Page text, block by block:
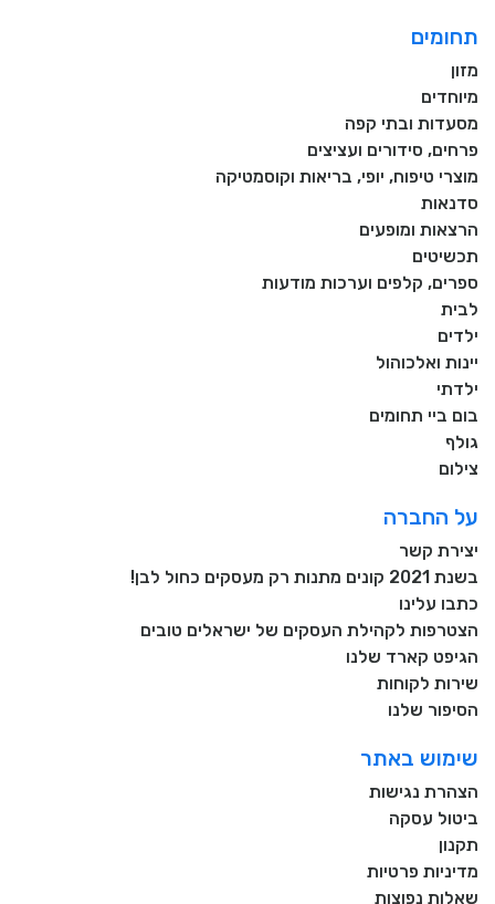
תחומים
מזון
מיוחדים
מסעדות ובתי קפה
פרחים, סידורים ועציצים
מוצרי טיפוח, יופי, בריאות וקוסמטיקה
סדנאות
הרצאות ומופעים
תכשיטים
ספרים, קלפים וערכות מודעות
לבית
ילדים
יינות ואלכוהול
ילדתי
בום ביי תחומים
גולף
צילום
על החברה
יצירת קשר
בשנת 2021 קונים מתנות רק מעסקים כחול לבן!
כתבו עלינו
הצטרפות לקהילת העסקים של ישראלים טובים
הגיפט קארד שלנו
שירות לקוחות
הסיפור שלנו
שימוש באתר
הצהרת נגישות
ביטול עסקה
תקנון
מדיניות פרטיות
שאלות נפוצות